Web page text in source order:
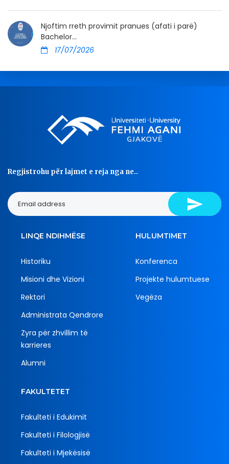
Njoftim rreth provimit pranues (afati i parë)
Bachelor...
17/07/2026
Regjistrohu për lajmet e reja nga ne..
LINQE NDIHMËSE
Historiku
Misioni dhe Vizioni
Rektori
Administrata Qendrore
Zyra për zhvillim të
karrieres
Alumni
HULUMTIMET
Konferenca
Projekte hulumtuese
Vegëza
FAKULTETET
Fakulteti i Edukimit
Fakulteti i Filologjisë
Fakulteti i Mjekësisë